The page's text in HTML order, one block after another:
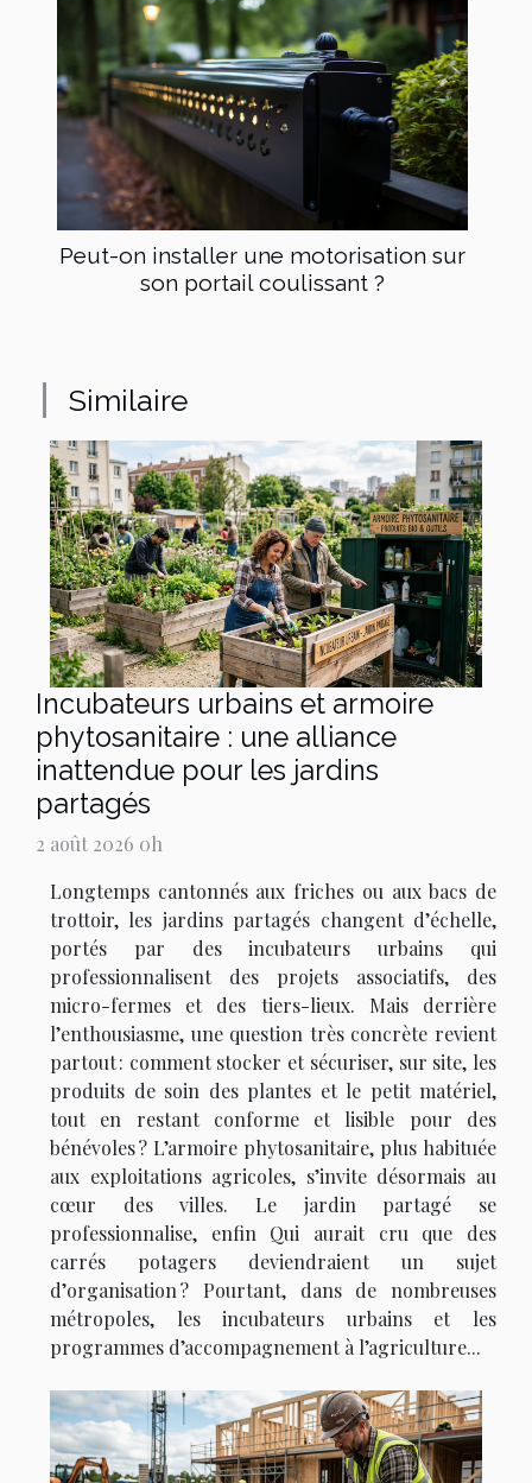
Peut-on installer une motorisation sur
son portail coulissant ?
Similaire
Incubateurs urbains et armoire
phytosanitaire : une alliance
inattendue pour les jardins
partagés
2 août 2026 0h
Longtemps cantonnés aux friches ou aux bacs de
trottoir, les jardins partagés changent d’échelle,
portés par des incubateurs urbains qui
professionnalisent des projets associatifs, des
micro-fermes et des tiers-lieux. Mais derrière
l’enthousiasme, une question très concrète revient
partout : comment stocker et sécuriser, sur site, les
produits de soin des plantes et le petit matériel,
tout en restant conforme et lisible pour des
bénévoles ? L’armoire phytosanitaire, plus habituée
aux exploitations agricoles, s’invite désormais au
cœur des villes. Le jardin partagé se
professionnalise, enfin Qui aurait cru que des
carrés potagers deviendraient un sujet
d’organisation ? Pourtant, dans de nombreuses
métropoles, les incubateurs urbains et les
programmes d’accompagnement à l’agriculture...